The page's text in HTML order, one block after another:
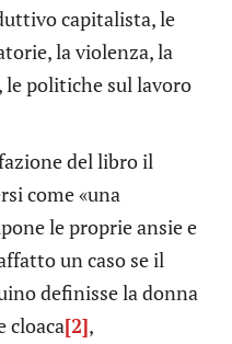
capitalista, le
la violenza, la
le politiche sul lavoro
del libro il
come «una
le proprie ansie e
un caso se il
definisse la donna
cloaca[2],